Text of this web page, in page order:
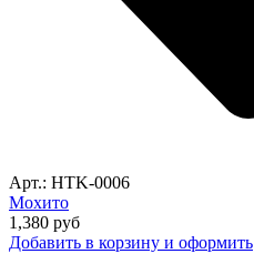
Арт.: HTK-0006
Мохито
1,380 руб
Добавить в корзину и оформить